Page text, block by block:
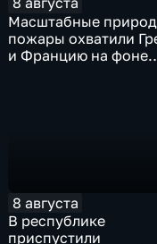
Масштабные
пожары охватили
и Францию на фоне
8 августа
В республике
приспустили